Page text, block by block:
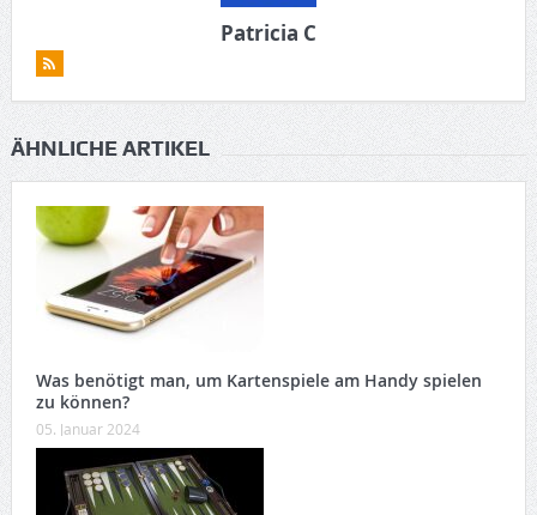
Patricia C
ÄHNLICHE ARTIKEL
Was benötigt man, um Kartenspiele am Handy spielen
zu können?
05. Januar 2024